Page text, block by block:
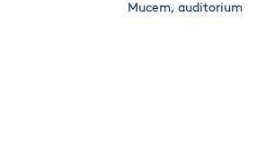
Mucem, auditorium